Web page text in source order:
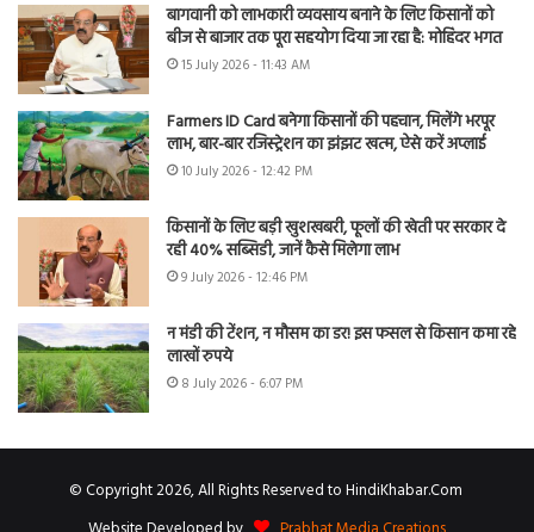
बागवानी को लाभकारी व्यवसाय बनाने के लिए किसानों को
बीज से बाजार तक पूरा सहयोग दिया जा रहा है: मोहिंदर भगत
15 July 2026 - 11:43 AM
Farmers ID Card बनेगा किसानों की पहचान, मिलेंगे भरपूर
लाभ, बार-बार रजिस्ट्रेशन का झंझट खत्म, ऐसे करें अप्लाई
10 July 2026 - 12:42 PM
किसानों के लिए बड़ी खुशखबरी, फूलों की खेती पर सरकार दे
रही 40% सब्सिडी, जानें कैसे मिलेगा लाभ
9 July 2026 - 12:46 PM
न मंडी की टेंशन, न मौसम का डर! इस फसल से किसान कमा रहे
लाखों रुपये
8 July 2026 - 6:07 PM
© Copyright 2026, All Rights Reserved to HindiKhabar.Com